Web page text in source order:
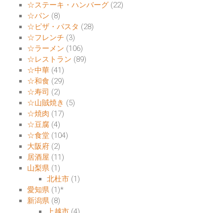
☆ステーキ・ハンバーグ (22)
☆パン (8)
☆ピザ・パスタ (28)
☆フレンチ (3)
☆ラーメン (106)
☆レストラン (89)
☆中華 (41)
☆和食 (29)
☆寿司 (2)
☆山賊焼き (5)
☆焼肉 (17)
☆豆腐 (4)
☆食堂 (104)
大阪府 (2)
居酒屋 (11)
山梨県 (1)
北杜市 (1)
愛知県 (1)*
新潟県 (8)